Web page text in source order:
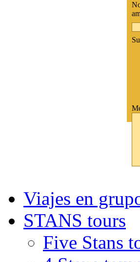
Viajes en
STANS tours
Five Stans